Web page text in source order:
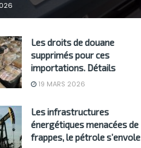
Les droits de douane
supprimés pour ces
importations. Détails
19 MARS 2026
Les infrastructures
énergétiques menacées de
frappes, le pétrole s’envole